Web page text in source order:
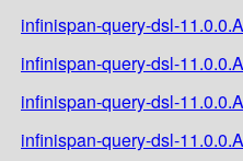
infinispan-query-dsl-
infinispan-query-dsl-
infinispan-query-dsl-
infinispan-query-dsl-